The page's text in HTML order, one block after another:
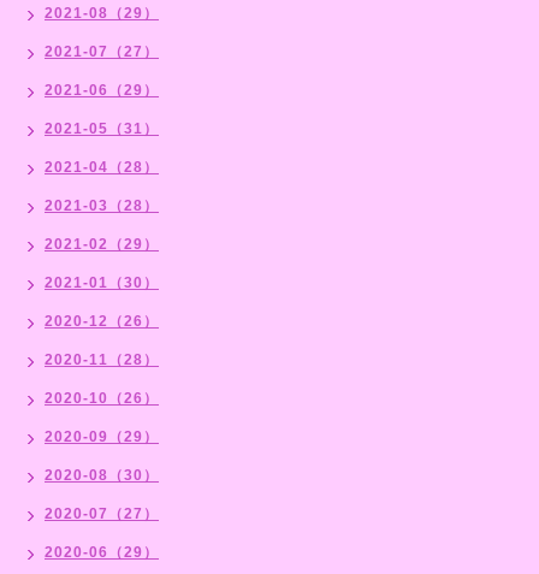
2021-08（29）
2021-07（27）
2021-06（29）
2021-05（31）
2021-04（28）
2021-03（28）
2021-02（29）
2021-01（30）
2020-12（26）
2020-11（28）
2020-10（26）
2020-09（29）
2020-08（30）
2020-07（27）
2020-06（29）